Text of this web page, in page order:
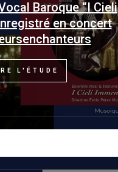
Baroque “I Cieli
en concert
L'ÉTUDE